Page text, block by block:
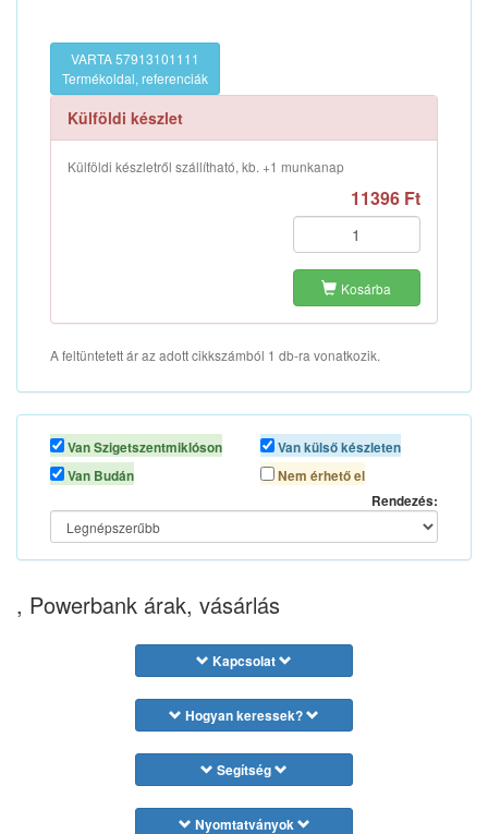
VARTA 57913101111
Termékoldal, referenciák
Külföldi készlet
Külföldi készletről szállítható, kb. +1 munkanap
11396 Ft
Kosárba
A feltüntetett ár az adott cikkszámból 1 db-ra vonatkozik.
Van Szigetszentmiklóson
Van Budán
Van külső készleten
Nem érhető el
Rendezés:
, Powerbank árak, vásárlás
Kapcsolat
Hogyan keressek?
Segítség
Nyomtatványok